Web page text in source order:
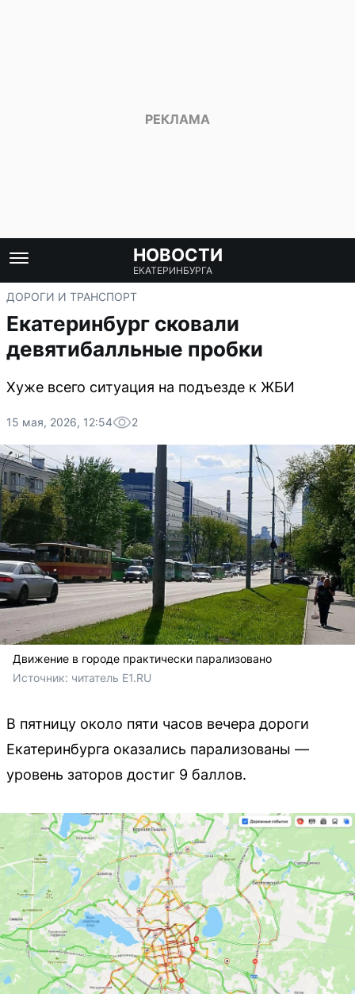
НОВОСТИ
ЕКАТЕРИНБУРГА
ДОРОГИ И ТРАНСПОРТ
Екатеринбург сковали
девятибалльные пробки
Хуже всего ситуация на подъезде к ЖБИ
15 мая, 2026, 12:54 2
Движение в городе практически парализовано
Источник: читатель E1.RU
В пятницу около пяти часов вечера дороги
Екатеринбурга оказались парализованы —
уровень заторов достиг 9 баллов.